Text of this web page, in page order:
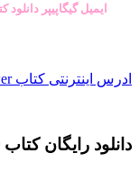
ادرس اینترنتی کتاب The 48 Laws of Power
دانلود رایگان کتاب The 48 Laws of Power